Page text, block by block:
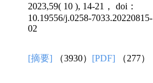
2023,59( 10 ), 14-21， doi：
10.19556/j.0258-7033.20220815-
02
[摘要] （3930） [PDF] （277）